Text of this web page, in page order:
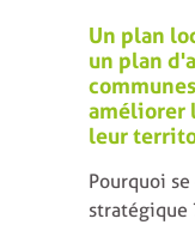
Un plan
un plan
améliorer
leur
Pourquoi
stratégique